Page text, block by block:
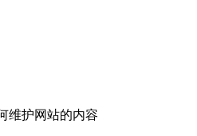
维护网站的内容